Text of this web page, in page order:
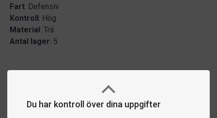
Du har kontroll över dina uppgifter
Fart: Defensiv
Kontroll: Hög
Material: Trä
Antal lager: 5